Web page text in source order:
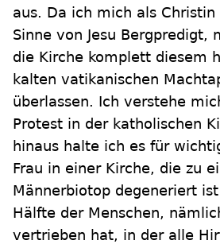
aus. Da ich mich als
Sinne von Jesu Bergpredigt,
die Kirche komplett diesem
kalten vatikanischen
überlassen. Ich verstehe
Protest in der katholischen
hinaus halte ich es für
Frau in einer Kirche, die zu
Männerbiotop degeneriert
Hälfte der Menschen,
vertrieben hat, in der alle